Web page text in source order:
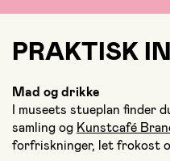
PRAKTISK
Mad og drikke
I museets stueplan finder
samling og Kunstcafé
forfriskninger, let frokost